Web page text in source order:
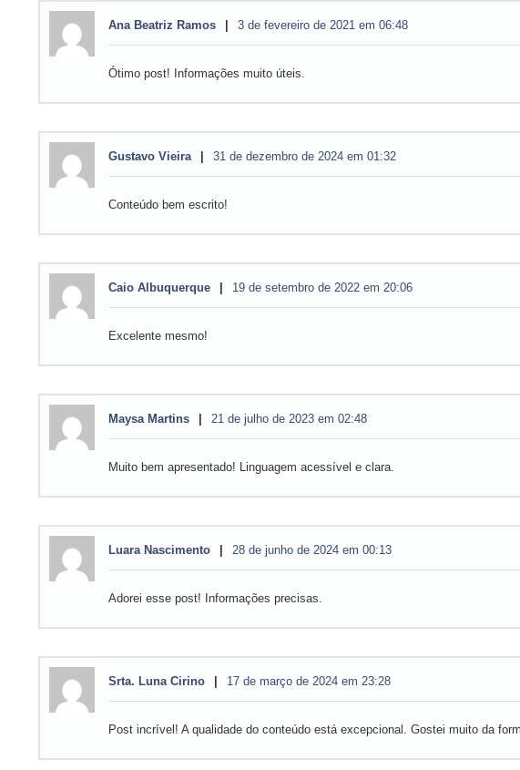
Ana Beatriz Ramos 3 de fevereiro de 2021 em 06:48
Ótimo post! Informações muito úteis.
Gustavo Vieira 31 de dezembro de 2024 em 01:32
Conteúdo bem escrito!
Caio Albuquerque 19 de setembro de 2022 em 20:06
Excelente mesmo!
Maysa Martins 21 de julho de 2023 em 02:48
Muito bem apresentado! Linguagem acessível e clara.
Luara Nascimento 28 de junho de 2024 em 00:13
Adorei esse post! Informações precisas.
Srta. Luna Cirino 17 de março de 2024 em 23:28
Post incrível! A qualidade do conteúdo está excepcional. Gostei muito da